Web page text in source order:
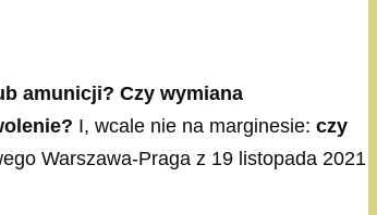
amunicji? Czy wymiana
I, wcale nie na marginesie: czy
Warszawa-Praga z 19 listopada 2021